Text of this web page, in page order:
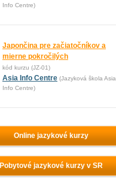
Info Centre)
Japončina pre začiatočníkov a
mierne pokročilých
kód kurzu (JZ-01)
Asia Info Centre (Jazyková škola Asia
Info Centre)
Online jazykové kurzy
Pobytové jazykové kurzy v SR